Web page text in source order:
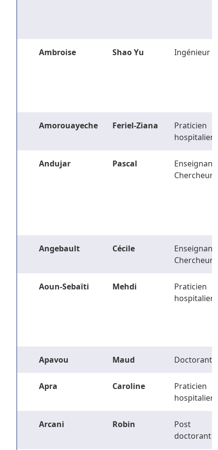
Ambroise Shao Yu Ingénieur
Amorouayeche Feriel-Ziana
Praticien
hospitalier
Andujar Pascal
Enseignant-
Chercheur
Angebault Cécile
Enseignant-
Chercheur
Aoun-Sebaïti Mehdi
Praticien
hospitalier
Apavou Maud Doctorant
Apra Caroline
Praticien
hospitalier
Arcani Robin
Post
doctorant